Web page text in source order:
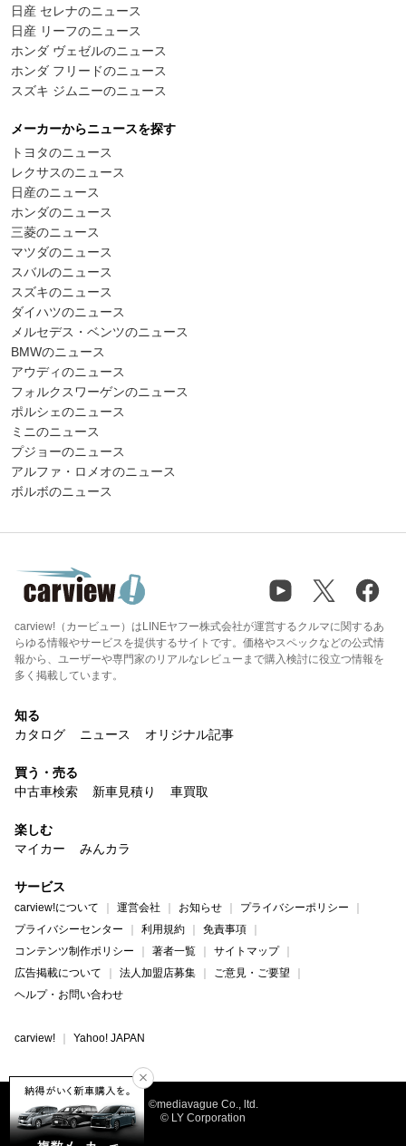
日産 セレナのニュース
日産 リーフのニュース
ホンダ ヴェゼルのニュース
ホンダ フリードのニュース
スズキ ジムニーのニュース
メーカーからニュースを探す
トヨタのニュース
レクサスのニュース
日産のニュース
ホンダのニュース
三菱のニュース
マツダのニュース
スバルのニュース
スズキのニュース
ダイハツのニュース
メルセデス・ベンツのニュース
BMWのニュース
アウディのニュース
フォルクスワーゲンのニュース
ポルシェのニュース
ミニのニュース
プジョーのニュース
アルファ・ロメオのニュース
ボルボのニュース
carview!（カービュー）はLINEヤフー株式会社が運営するクルマに関するあ
らゆる情報やサービスを提供するサイトです。価格やスペックなどの公式情
報から、ユーザーや専門家のリアルなレビューまで購入検討に役立つ情報を
多く掲載しています。
知る
カタログ
ニュース オリジナル記事
買う・売る
中古車検索
新車見積り 車買取
楽しむ
マイカー
みんカラ
サービス
carview!について 運営会社 お知らせ
プライバシーポリシー
プライバシーセンター
利用規約
免責事項
コンテンツ制作ポリシー
著者一覧
サイトマップ
広告掲載について
法人加盟店募集
ご意見・ご要望
ヘルプ・お問い合わせ
carview! Yahoo! JAPAN
©mediavague Co., ltd.
© LY Corporation